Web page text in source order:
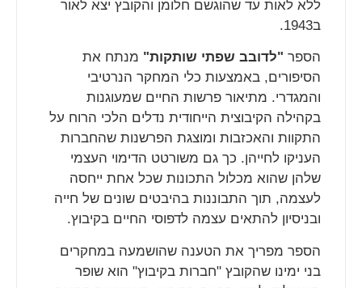
ללא לאות עד שהוגשם חלומן והקובץ יצא לאור
ב1943.
הספר "לדובב שפתי שותקות" מנתח את
הסיפורים, באמצעות כלי המחקר הנרטיבי
והמגדרי. מתיאור פרשות החיים שמעוגנות
בקהילה הקיבוצית הייחודית נדלים הלכי הרוח על
התקוות והאכזבות ומוצגת הפרשנות שהחברות
העניקו לחייהן. כך גם משורטט הדימוי העצמי
שלהן שהוא מכלול התכונות שכל אחת ייחסה
לעצמה, תוך התבוננות בהיבטים שונים של חייה
ובניסיון להתאים עצמה לדפוסי החיים בקיבוץ.
הספר מפריך את הטענה שהושמעה במחקרים
בני ימינו שהקובץ "חברות בקיבוץ" הוא שופר